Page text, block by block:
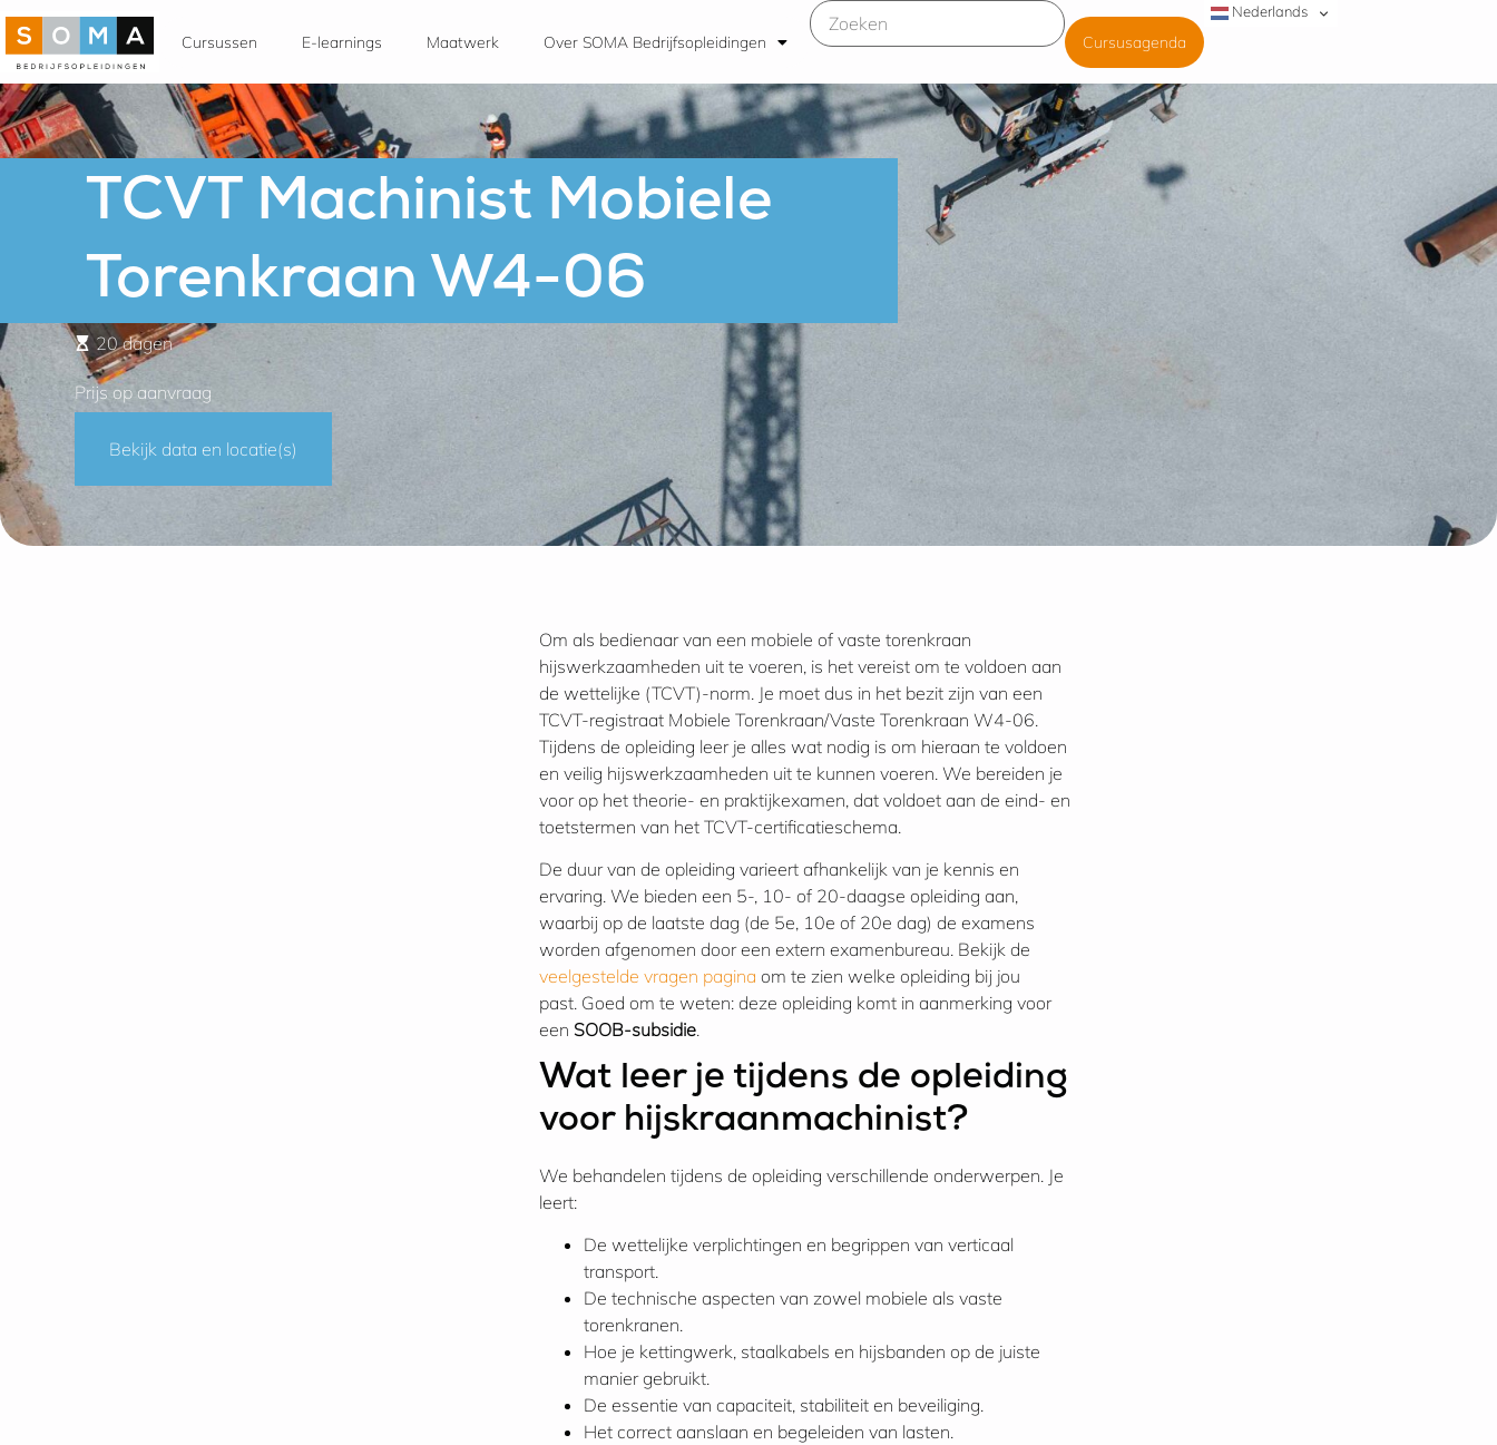
Cursussen E-learnings Maatwerk Over SOMA Bedrijfsopleidingen Cursusagenda
Nederlands
TCVT Machinist Mobiele
Torenkraan W4-06
20 dagen
Prijs op aanvraag
Bekijk data en locatie(s)
Om als bedienaar van een mobiele of vaste torenkraan
hijswerkzaamheden uit te voeren, is het vereist om te voldoen aan
de wettelijke (TCVT)-norm. Je moet dus in het bezit zijn van een
TCVT-registraat Mobiele Torenkraan/Vaste Torenkraan W4-06.
Tijdens de opleiding leer je alles wat nodig is om hieraan te voldoen
en veilig hijswerkzaamheden uit te kunnen voeren. We bereiden je
voor op het theorie- en praktijkexamen, dat voldoet aan de eind- en
toetstermen van het TCVT-certificatieschema.
De duur van de opleiding varieert afhankelijk van je kennis en
ervaring. We bieden een 5-, 10- of 20-daagse opleiding aan,
waarbij op de laatste dag (de 5e, 10e of 20e dag) de examens
worden afgenomen door een extern examenbureau. Bekijk de
veelgestelde vragen pagina om te zien welke opleiding bij jou
past. Goed om te weten: deze opleiding komt in aanmerking voor
een SOOB-subsidie.
Wat leer je tijdens de opleiding
voor hijskraanmachinist?
We behandelen tijdens de opleiding verschillende onderwerpen. Je
leert:
De wettelijke verplichtingen en begrippen van verticaal
transport.
De technische aspecten van zowel mobiele als vaste
torenkranen.
Hoe je kettingwerk, staalkabels en hijsbanden op de juiste
manier gebruikt.
De essentie van capaciteit, stabiliteit en beveiliging.
Het correct aanslaan en begeleiden van lasten.